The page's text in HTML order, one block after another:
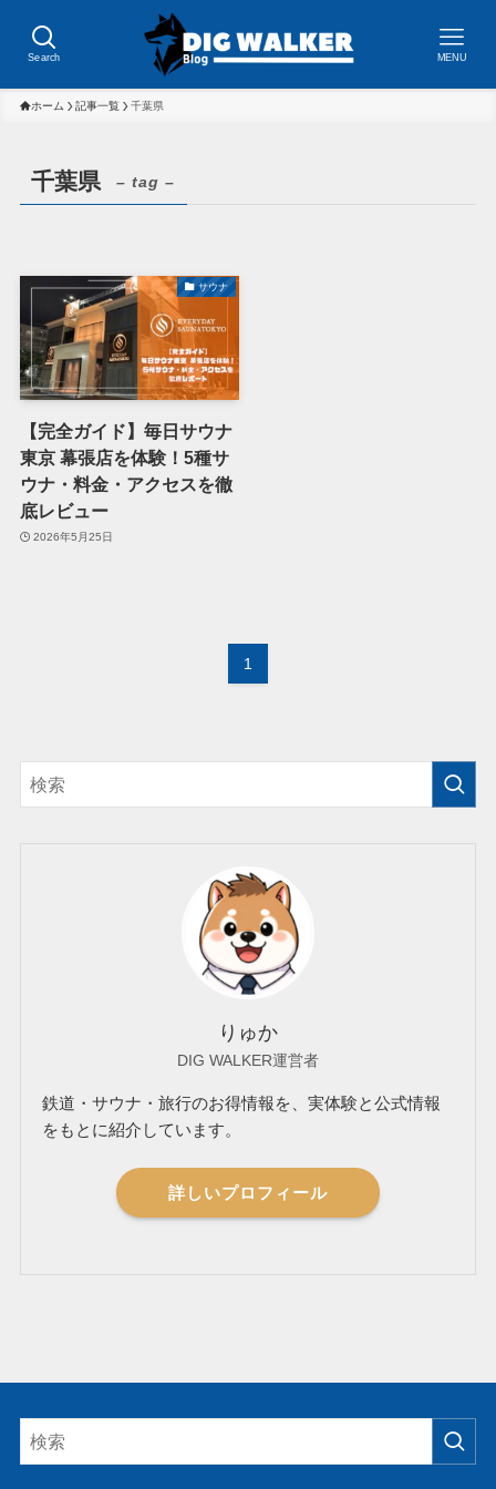
Search MENU
ホーム 記事一覧 千葉県
千葉県 – tag –
サウナ
【完全ガイド】毎日サウナ
東京 幕張店を体験！5種サ
ウナ・料金・アクセスを徹
底レビュー
2026年5月25日
1
りゅか
DIG WALKER運営者
鉄道・サウナ・旅行のお得情報を、実体験と公式情報
をもとに紹介しています。
詳しいプロフィール